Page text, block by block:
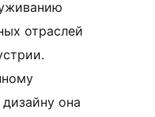
отраслей
она